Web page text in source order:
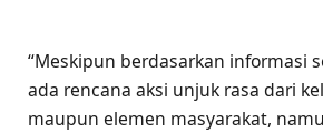
“Meskipun berdasarkan informasi
ada rencana aksi unjuk rasa dari
maupun elemen masyarakat,